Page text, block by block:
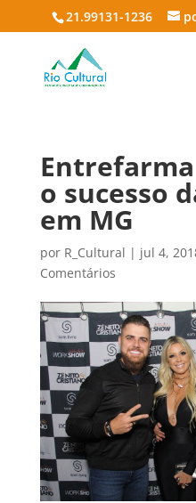
21.99131-1236
o sucesso
em MG
por R_Cultural | jul 4,
Comentários